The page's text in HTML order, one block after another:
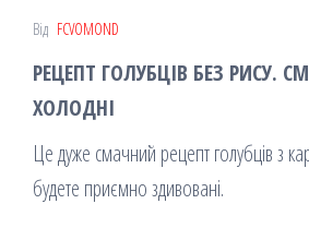
Від FCVOMOND
РЕЦЕПТ ГОЛУБЦІВ БЕЗ РИСУ.
ХОЛОДНІ
Це дуже смачний рецепт голубців з
будете приємно здивовані.